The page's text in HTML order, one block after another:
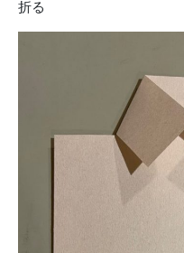
折る